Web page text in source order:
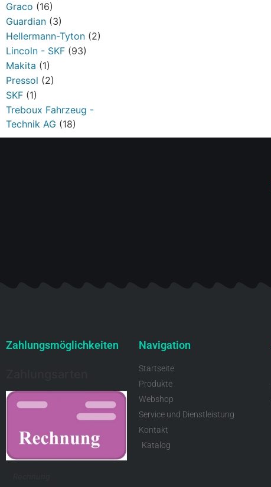
Graco (16)
Guardian (3)
Hellermann-Tyton (2)
Lincoln - SKF (93)
Makita (1)
Pressol (2)
SKF (1)
Treboux Fahrzeug -
Technik AG (18)
Zahlungsmöglichkeiten Navigation
Startseite
Produkte
Webshop
Service und Dienstleistung
Kontakt
Katalog